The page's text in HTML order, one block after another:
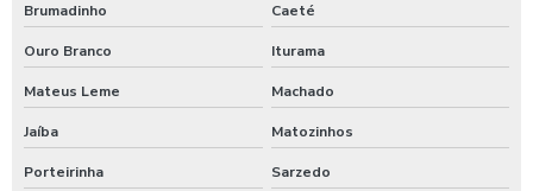
Maquinas para higienização interna de veiculos
Melhores produtos para higienização de carros
Moedeiro para calibrador
Brumadinho Caeté
Ouro Branco Iturama
Mateus Leme Machado
Jaíba Matozinhos
Porteirinha Sarzedo